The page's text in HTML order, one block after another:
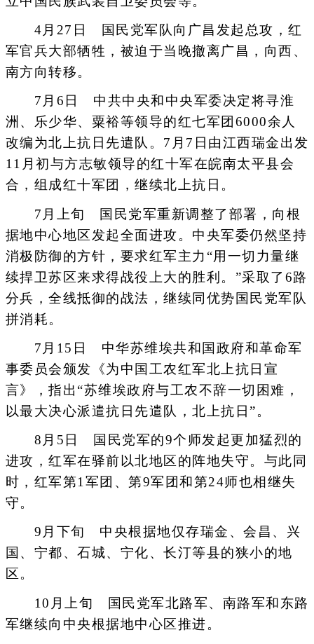
4月27日 国民党军队向广昌发起总攻，红
军官兵大部牺牲，被迫于当晚撤离广昌，向西、
南方向转移。
7月6日 中共中央和中央军委决定将寻淮
洲、乐少华、粟裕等领导的红七军团6000余人
改编为北上抗日先遣队。7月7日由江西瑞金出发
11月初与方志敏领导的红十军在皖南太平县会
合，组成红十军团，继续北上抗日。
7月上旬 国民党军重新调整了部署，向根
据地中心地区发起全面进攻。中央军委仍然坚持
消极防御的方针，要求红军主力“用一切力量继
续捍卫苏区来求得战役上大的胜利。”采取了6路
分兵，全线抵御的战法，继续同优势国民党军队
拼消耗。
7月15日 中华苏维埃共和国政府和革命军
事委员会颁发《为中国工农红军北上抗日宣
言》，指出“苏维埃政府与工农不辞一切困难，
以最大决心派遣抗日先遣队，北上抗日”。
8月5日 国民党军的9个师发起更加猛烈的
进攻，红军在驿前以北地区的阵地失守。与此同
时，红军第1军团、第9军团和第24师也相继失
守。
9月下旬 中央根据地仅存瑞金、会昌、兴
国、宁都、石城、宁化、长汀等县的狭小的地
区。
10月上旬 国民党军北路军、南路军和东路
军继续向中央根据地中心区推进。